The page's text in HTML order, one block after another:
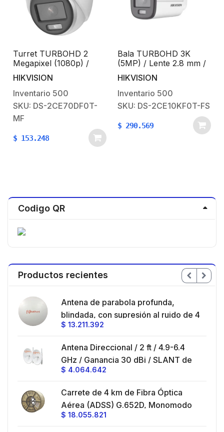
Turret TURBOHD 2
Megapixel (1080p) /
Imagen a color 24/7 /
Lente 2.8 mm / METAL /
Luz Blanca 20 mts /
Exterior IP67 / TVI-
AHD-CVI-CVBS / dWDR
HIKVISION
Inventario 500
SKU: DS-2CE70DF0T-
MF
$ 153.248
Bala TURBOHD 3K
(5MP) / Lente 2.8 mm /
Micrófono Integrado /
Imagen a Color 24/7 /
Luz Blanca 20m /
Exterior IP67 / dWDR /
4 Tecnologías
HIKVISION
Inventario 500
SKU: DS-2CE10KF0T-FS
$ 290.569
Codigo QR
Productos recientes
Antena de parabola profunda,
blindada, con supresión al ruido de 4
ft, 5.9-7.2 GHz, Ganancia 36 dBi con
hasta 80 km, Conectores N-hembra,
montaje con alineación milimétrica.
$ 13.211.392
Antena Direccional / 2 ft / 4.9-6.4
GHz / Ganancia 30 dBi / SLANT de
45 ° y 90 ° / Conector N-Hembra /
Montaje y jumpers incluidos.
$ 4.064.642
Carrete de 4 km de Fibra Óptica
Aérea (ADSS) G.652D, Monomodo
de 24 Hilos, Exterior, Span 200,
$ 18.055.821